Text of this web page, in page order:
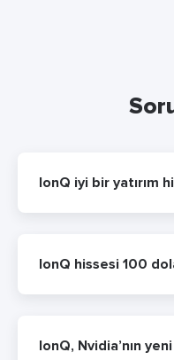
IonQ iyi bir yatırım
IonQ hissesi 100
IonQ, Nvidia’nın